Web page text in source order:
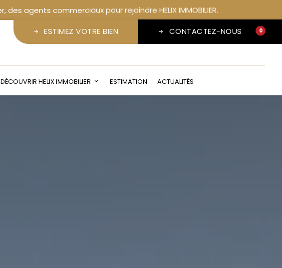
ESTIMEZ VOTRE BIEN CONTACTEZ-NOUS favorite
0
DÉCOUVRIR HELIX IMMOBILIER ESTIMATION ACTUALITÉS